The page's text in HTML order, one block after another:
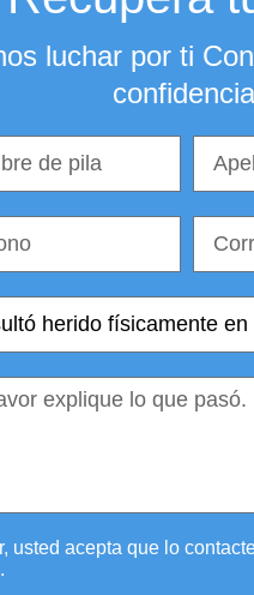
luchar por ti
usted acepta que lo